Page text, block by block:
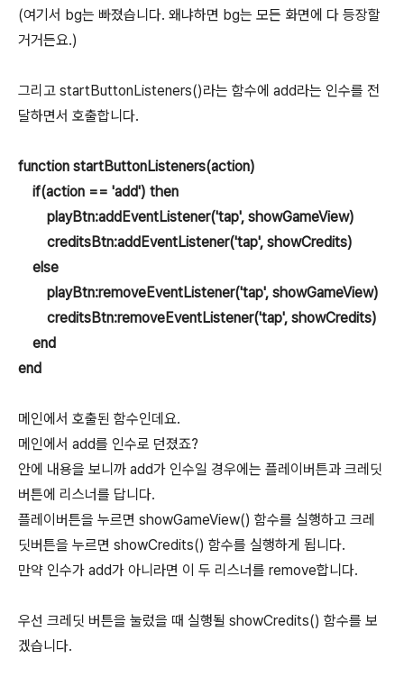
(여기서 bg는 빠졌습니다. 왜냐하면 bg는 모든 화면에 다 등장할
거거든요.)
그리고 startButtonListeners()라는 함수에 add라는 인수를 전
달하면서 호출합니다.
function startButtonListeners(action)
if(action == 'add') then
playBtn:addEventListener('tap', showGameView)
creditsBtn:addEventListener('tap', showCredits)
else
playBtn:removeEventListener('tap', showGameView)
creditsBtn:removeEventListener('tap', showCredits)
end
end
메인에서 호출된 함수인데요.
메인에서 add를 인수로 던졌죠?
안에 내용을 보니까 add가 인수일 경우에는 플레이버튼과 크레딧
버튼에 리스너를 답니다.
플레이버튼을 누르면 showGameView() 함수를 실행하고 크레
딧버튼을 누르면 showCredits() 함수를 실행하게 됩니다.
만약 인수가 add가 아니라면 이 두 리스너를 remove합니다.
우선 크레딧 버튼을 눌렀을 때 실행될 showCredits() 함수를 보
겠습니다.